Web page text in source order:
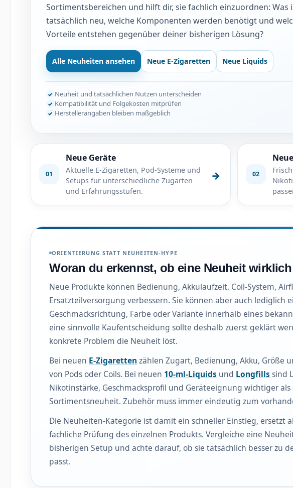
Sortimentsbereichen und hilft dir, sie fachlich einzuordnen: Was
tatsächlich neu, welche Komponenten werden benötigt und
Vorteile entstehen gegenüber deiner bisherigen Lösung?
Alle Neuheiten ansehen Neue E-Zigaretten Neue Liquids
Neuheit und tatsächlichen Nutzen unterscheiden
Kompatibilität und Folgekosten mitprüfen
Herstellerangaben bleiben maßgeblich
01
Neue Geräte
Aktuelle E-Zigaretten, Pod-Systeme und
Setups für unterschiedliche Zugarten
und Erfahrungsstufen.
→ 02
ORIENTIERUNG STATT NEUHEITEN-HYPE
Woran du erkennst, ob eine Neuheit
Neue Produkte können Bedienung, Akkulaufzeit, Coil-System,
Ersatzteilversorgung verbessern. Sie können aber auch lediglich
Geschmacksrichtung, Farbe oder Variante innerhalb eines
eine sinnvolle Kaufentscheidung sollte deshalb zuerst geklärt
konkrete Problem die Neuheit löst.
Bei neuen E-Zigaretten zählen Zugart, Bedienung, Akku, Größe
von Pods oder Coils. Bei neuen 10-ml-Liquids und Longfills sind
Nikotinstärke, Geschmacksprofil und Geräteeignung wichtiger als
Sortimentsneuheit. Zubehör muss immer eindeutig zum
Die Neuheiten-Kategorie ist damit ein schneller Einstieg, ersetzt
fachliche Prüfung des einzelnen Produkts. Vergleiche eine
bisherigen Setup und achte darauf, ob sie tatsächlich besser zu
passt.